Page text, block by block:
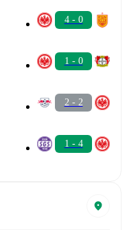
4 - 0
1 - 0
2 - 2
1 - 4